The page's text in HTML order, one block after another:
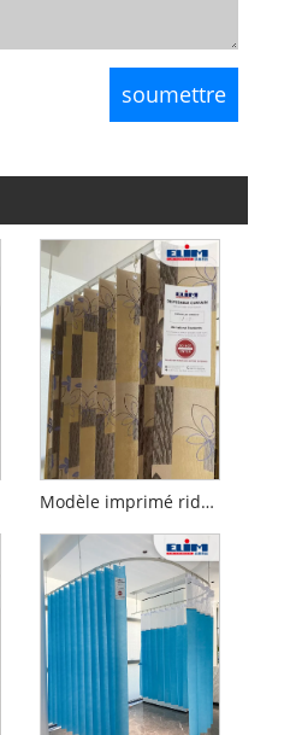
Modèle imprimé rideau jetable ignifuge de la flamme